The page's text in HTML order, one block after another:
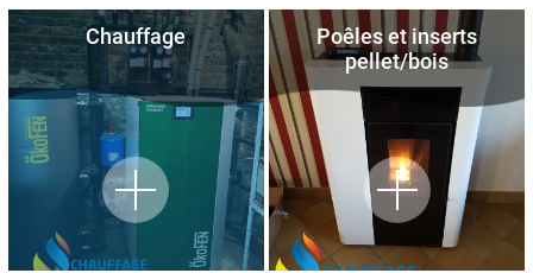
Chauffage
Poêles et inserts
pellet/bois